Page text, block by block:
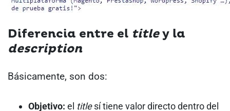
Diferencia entre el titley la
description
Básicamente, son dos:
Objetivo: el titlesí tiene valor directo dentro del